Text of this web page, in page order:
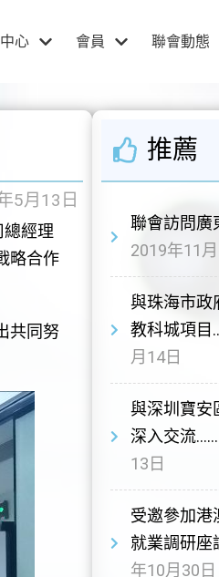
心 會員 聯會動態
5月13日
經理
略合作
共同努
推薦
聯會訪問
2019年11
與珠海市政
教科城項目
月14日
與深圳寶安
深入交流……
13日
受邀參加港
就業調研座
年10月30日